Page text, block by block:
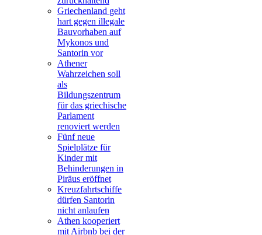
Griechenland geht
hart gegen illegale
Bauvorhaben auf
Mykonos und
Santorin vor
Athener
Wahrzeichen soll
als
Bildungszentrum
für das griechische
Parlament
renoviert werden
Fünf neue
Spielplätze für
Kinder mit
Behinderungen in
Piräus eröffnet
Kreuzfahrtschiffe
dürfen Santorin
nicht anlaufen
Athen kooperiert
mit Airbnb bei der